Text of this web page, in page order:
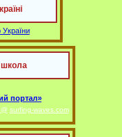
портал»
surfing-waves.com